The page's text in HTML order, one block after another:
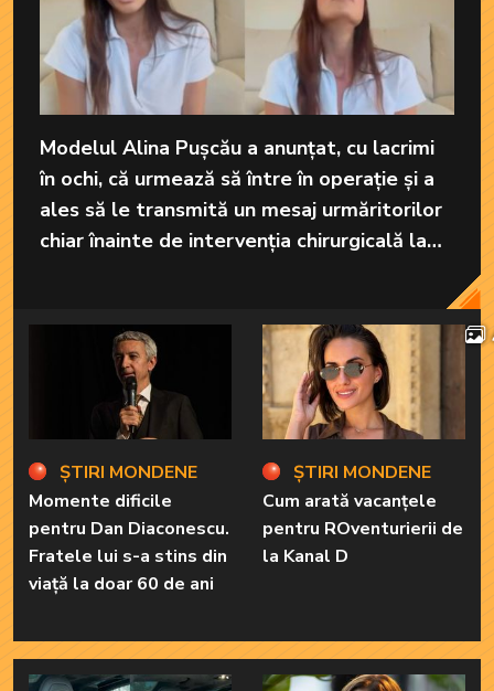
Modelul Alina Pușcău a anunțat, cu lacrimi
în ochi, că urmează să între în operație și a
ales să le transmită un mesaj urmăritorilor
chiar înainte de intervenția chirurgicală la
ȘTIRI MONDENE
Momente dificile
pentru Dan Diaconescu.
Fratele lui s-a stins din
viață la doar 60 de ani
ȘTIRI MONDENE
Cum arată vacanțele
pentru ROventurierii de
la Kanal D